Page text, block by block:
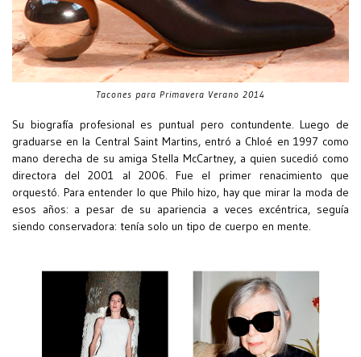
Tacones para Primavera Verano 2014
Su biografía profesional es puntual pero contundente. Luego de
graduarse en la Central Saint Martins, entró a Chloé en 1997 como
mano derecha de su amiga Stella McCartney, a quien sucedió como
directora del 2001 al 2006. Fue el primer renacimiento que
orquestó. Para entender lo que Philo hizo, hay que mirar la moda de
esos años: a pesar de su apariencia a veces excéntrica, seguía
siendo conservadora: tenía solo un tipo de cuerpo en mente.